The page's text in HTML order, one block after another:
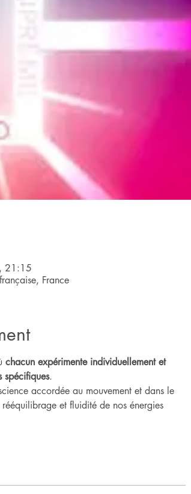
21:15
France
chacun expérimente individuellement et
spécifiques.
accordée au mouvement et dans le
et fluidité de nos énergies